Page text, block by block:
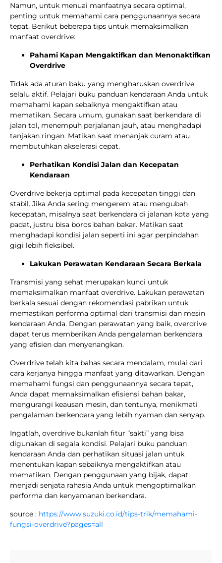
Namun, untuk menuai manfaatnya secara optimal,
penting untuk memahami cara penggunaannya secara
tepat. Berikut beberapa tips untuk memaksimalkan
manfaat overdrive:
Pahami Kapan Mengaktifkan dan Menonaktifkan
Overdrive
Tidak ada aturan baku yang mengharuskan overdrive
selalu aktif. Pelajari buku panduan kendaraan Anda untuk
memahami kapan sebaiknya mengaktifkan atau
mematikan. Secara umum, gunakan saat berkendara di
jalan tol, menempuh perjalanan jauh, atau menghadapi
tanjakan ringan. Matikan saat menanjak curam atau
membutuhkan akselerasi cepat.
Perhatikan Kondisi Jalan dan Kecepatan
Kendaraan
Overdrive bekerja optimal pada kecepatan tinggi dan
stabil. Jika Anda sering mengerem atau mengubah
kecepatan, misalnya saat berkendara di jalanan kota yang
padat, justru bisa boros bahan bakar. Matikan saat
menghadapi kondisi jalan seperti ini agar perpindahan
gigi lebih fleksibel.
Lakukan Perawatan Kendaraan Secara Berkala
Transmisi yang sehat merupakan kunci untuk
memaksimalkan manfaat overdrive. Lakukan perawatan
berkala sesuai dengan rekomendasi pabrikan untuk
memastikan performa optimal dari transmisi dan mesin
kendaraan Anda. Dengan perawatan yang baik, overdrive
dapat terus memberikan Anda pengalaman berkendara
yang efisien dan menyenangkan.
Overdrive telah kita bahas secara mendalam, mulai dari
cara kerjanya hingga manfaat yang ditawarkan. Dengan
memahami fungsi dan penggunaannya secara tepat,
Anda dapat memaksimalkan efisiensi bahan bakar,
mengurangi keausan mesin, dan tentunya, menikmati
pengalaman berkendara yang lebih nyaman dan senyap.
Ingatlah, overdrive bukanlah fitur “sakti” yang bisa
digunakan di segala kondisi. Pelajari buku panduan
kendaraan Anda dan perhatikan situasi jalan untuk
menentukan kapan sebaiknya mengaktifkan atau
mematikan. Dengan penggunaan yang bijak, dapat
menjadi senjata rahasia Anda untuk mengoptimalkan
performa dan kenyamanan berkendara.
source : https://www.suzuki.co.id/tips-trik/memahami-
fungsi-overdrive?pages=all